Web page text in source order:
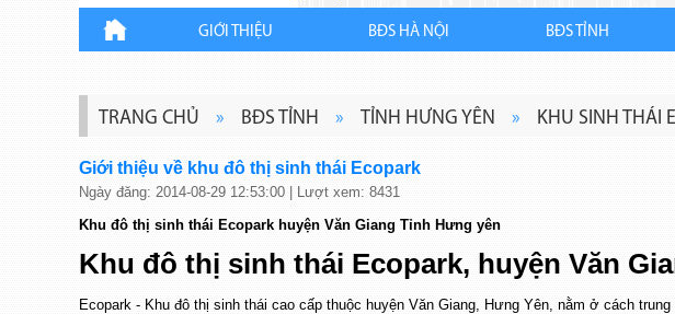
GIỚI THIỆU BĐS HÀ NỘI BĐS TỈNH
TRANG CHỦ » BĐS TỈNH » TỈNH HƯNG YÊN » KHU SINH THÁI
Giới thiệu về khu đô thị sinh thái Ecopark
Ngày đăng: 2014-08-29 12:53:00 | Lượt xem: 8431
Khu đô thị sinh thái Ecopark huyện Văn Giang Tỉnh Hưng yên
Khu đô thị sinh thái Ecopark, huyện Văn
Ecopark - Khu đô thị sinh thái cao cấp thuộc huyện Văn Giang, Hưng Yên, nằm ở cách